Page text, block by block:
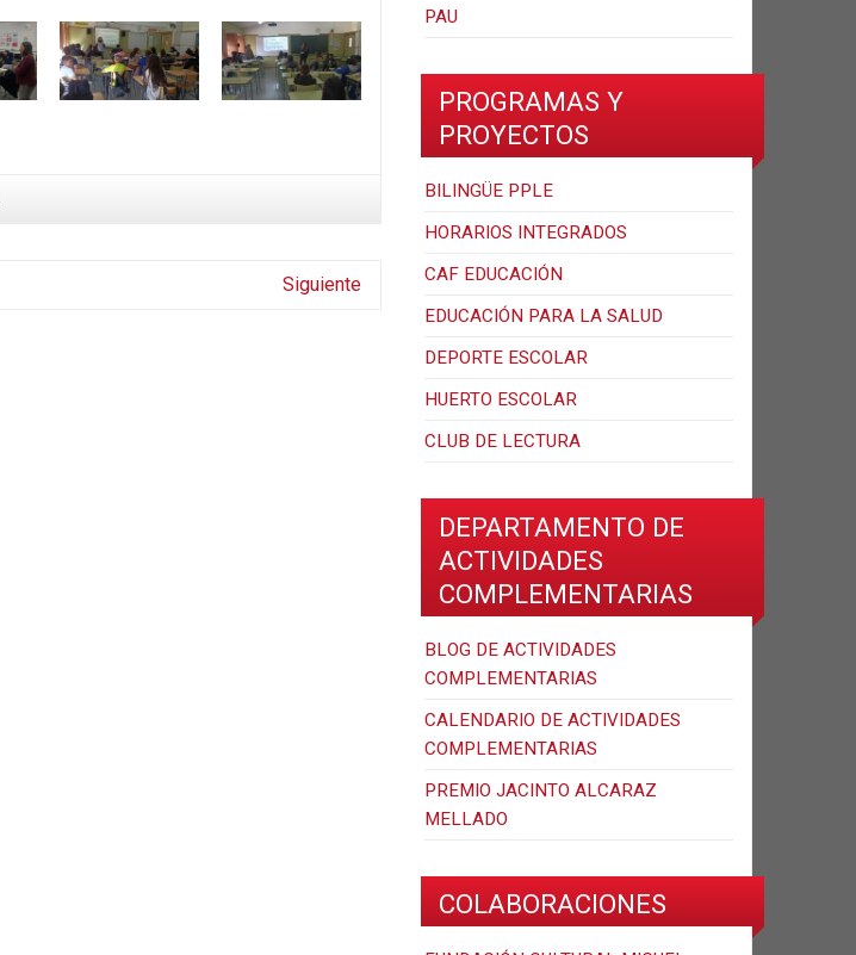
Siguiente
PAU
PROGRAMAS Y
PROYECTOS
BILINGÜE PPLE
HORARIOS INTEGRADOS
CAF EDUCACIÓN
EDUCACIÓN PARA LA SALUD
DEPORTE ESCOLAR
HUERTO ESCOLAR
CLUB DE LECTURA
DEPARTAMENTO DE
ACTIVIDADES
COMPLEMENTARIAS
BLOG DE ACTIVIDADES
COMPLEMENTARIAS
CALENDARIO DE ACTIVIDADES
COMPLEMENTARIAS
PREMIO JACINTO ALCARAZ
MELLADO
COLABORACIONES